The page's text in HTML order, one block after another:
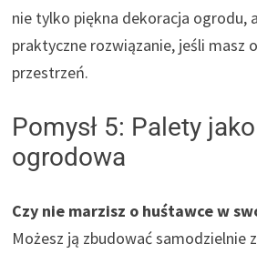
nie tylko piękna dekoracja ogrodu,
praktyczne rozwiązanie, jeśli masz
przestrzeń.
Pomysł 5: Palety
ogrodowa
Czy nie marzisz o huśtawce w
Możesz ją zbudować samodzielnie